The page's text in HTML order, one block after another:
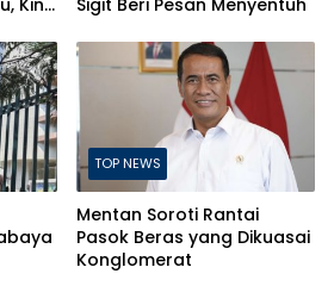
TOP NEWS
Mentan Soroti Rantai
Pasok Beras yang Dikuasai
Konglomerat